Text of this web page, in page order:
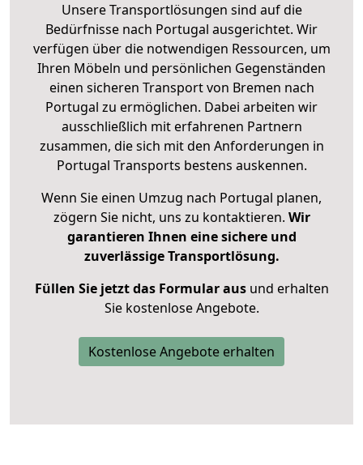
Unsere Transportlösungen sind auf die
Bedürfnisse nach Portugal ausgerichtet. Wir
verfügen über die notwendigen Ressourcen, um
Ihren Möbeln und persönlichen Gegenständen
einen sicheren Transport von Bremen nach
Portugal zu ermöglichen. Dabei arbeiten wir
ausschließlich mit erfahrenen Partnern
zusammen, die sich mit den Anforderungen in
Portugal Transports bestens auskennen.
Wenn Sie einen Umzug nach Portugal planen,
zögern Sie nicht, uns zu kontaktieren. Wir
garantieren Ihnen eine sichere und
zuverlässige Transportlösung.
Füllen Sie jetzt das Formular ausund erhalten
Sie kostenlose Angebote.
Kostenlose Angebote erhalten